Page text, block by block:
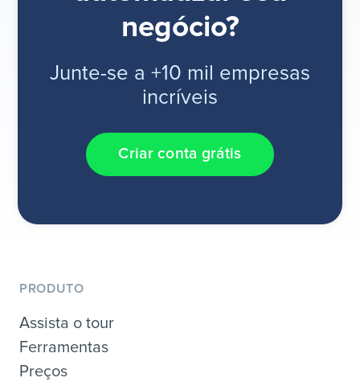
negócio?
Junte-se a +10 mil empresas
incríveis
Criar conta grátis
PRODUTO
Assista o tour
Ferramentas
Preços